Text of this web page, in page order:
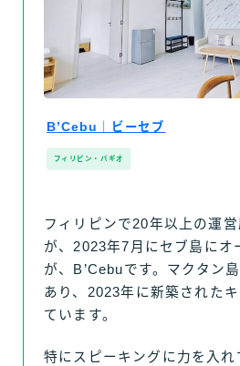
B’Cebu｜ビーセブ
フィリピン・バギオ
フィリピンで20年以上の運
が、2023年7月にセブ島にオ
が、B’Cebuです。マクタン
あり、2023年に新築された
ています。
特にスピーキングに力を入れ